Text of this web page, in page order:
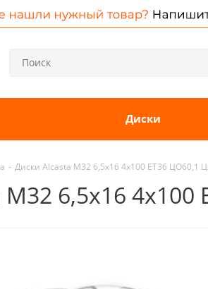
Диски
- Диски Alcasta M32 6,5x16 4x100 ET36 ЦО60,1
6,5x16 4x100